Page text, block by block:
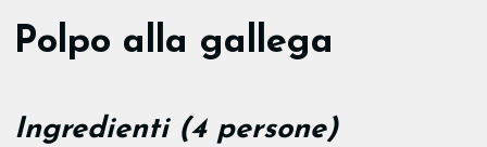
Polpo alla gallega
Ingredienti (4 persone)